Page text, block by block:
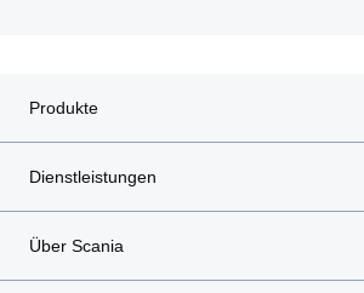
Produkte
Dienstleistungen
Über Scania